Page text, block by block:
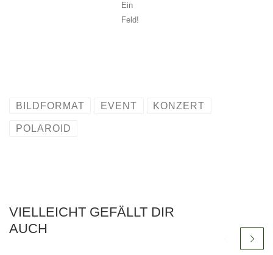
Ein
Feld!
BILDFORMAT EVENT KONZERT
POLAROID
VIELLEICHT GEFÄLLT DIR
AUCH